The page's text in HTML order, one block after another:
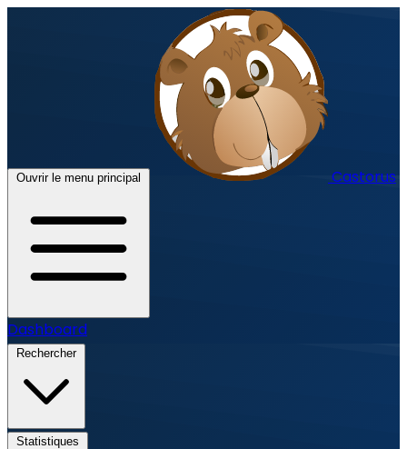
Ouvrir le menu principal Castorus
Dashboard
Rechercher
Statistiques